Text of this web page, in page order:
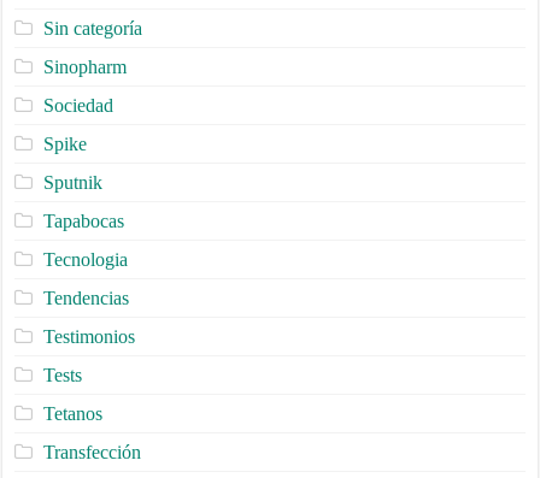
Sin categoría
Sinopharm
Sociedad
Spike
Sputnik
Tapabocas
Tecnologia
Tendencias
Testimonios
Tests
Tetanos
Transfección